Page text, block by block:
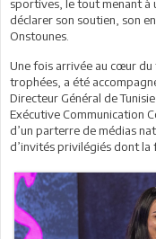
sportives, le tout menant à
déclarer son soutien, son
Onstounes.
Une fois arrivée au cœur du
trophées, a été
Directeur Général de
Exécutive Communication
d’un parterre de médias
d’invités privilégiés dont la